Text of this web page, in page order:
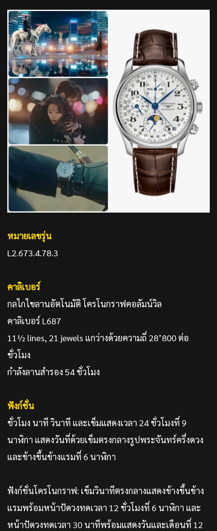
หมายเลขรุ่น
L2.673.4.78.3
คาลิเบอร์
กลไกไขลานอัตโนมัติ โครโนกราฟคอลัมน์วิล
คาลิเบอร์ L687
11½ lines, 21 jewels แกว่างด้วยความถี่ 28’800 ต่อ
ชั่วโมง
กำลังลานสำรอง 54 ชั่วโมง
ฟังก์ชั่น
ชั่วโมง นาที วินาที และเข็มแสดงเวลา 24 ชั่วโมงที่ 9
นาฬิกา แสดงวันที่ด้วยเข็มตรงกลางรูปพระจันทร์ครึ่งดวง
และข้างขึ้นข้างแรมที่ 6 นาฬิกา
ฟังก์ชั่นโครโนกราฟ: เข็มวินาทีตรงกลางแสดงข้างขึ้นข้าง
แรมพร้อมหน้าปัดวงทดเวลา 12 ชั่วโมงที่ 6 นาฬิกา และ
หน้าปัดวงทดเวลา 30 นาทีพร้อมแสดงวันและเดือนที่ 12